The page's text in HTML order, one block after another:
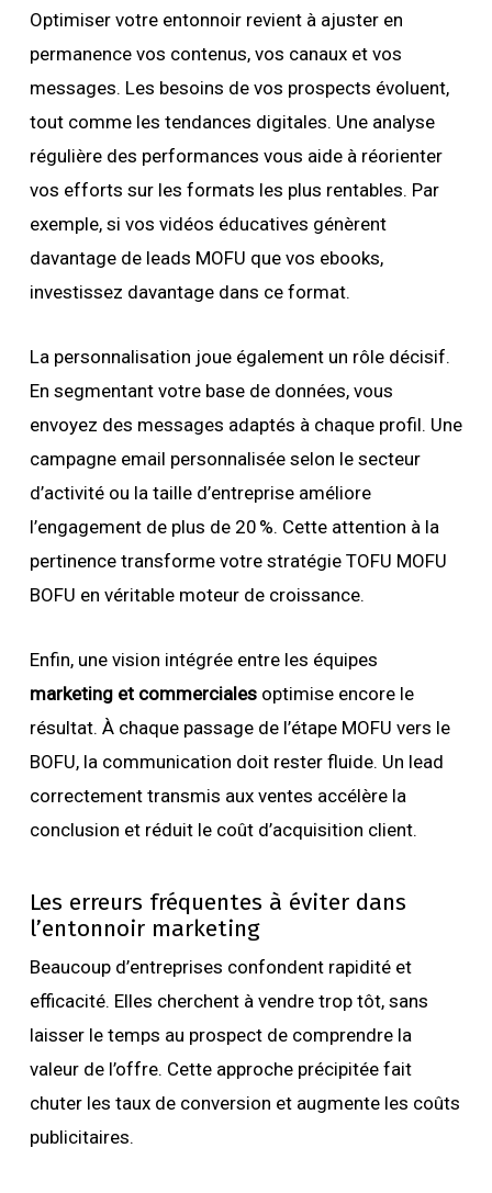
Optimiser votre entonnoir revient à ajuster en
permanence vos contenus, vos canaux et vos
messages. Les besoins de vos prospects évoluent,
tout comme les tendances digitales. Une analyse
régulière des performances vous aide à réorienter
vos efforts sur les formats les plus rentables. Par
exemple, si vos vidéos éducatives génèrent
davantage de leads MOFU que vos ebooks,
investissez davantage dans ce format.
La personnalisation joue également un rôle décisif.
En segmentant votre base de données, vous
envoyez des messages adaptés à chaque profil. Une
campagne email personnalisée selon le secteur
d’activité ou la taille d’entreprise améliore
l’engagement de plus de 20 %. Cette attention à la
pertinence transforme votre stratégie TOFU MOFU
BOFU en véritable moteur de croissance.
Enfin, une vision intégrée entre les équipes
marketing et commercialesoptimise encore le
résultat. À chaque passage de l’étape MOFU vers le
BOFU, la communication doit rester fluide. Un lead
correctement transmis aux ventes accélère la
conclusion et réduit le coût d’acquisition client.
Les erreurs fréquentes à éviter dans
l’entonnoir marketing
Beaucoup d’entreprises confondent rapidité et
efficacité. Elles cherchent à vendre trop tôt, sans
laisser le temps au prospect de comprendre la
valeur de l’offre. Cette approche précipitée fait
chuter les taux de conversion et augmente les coûts
publicitaires.